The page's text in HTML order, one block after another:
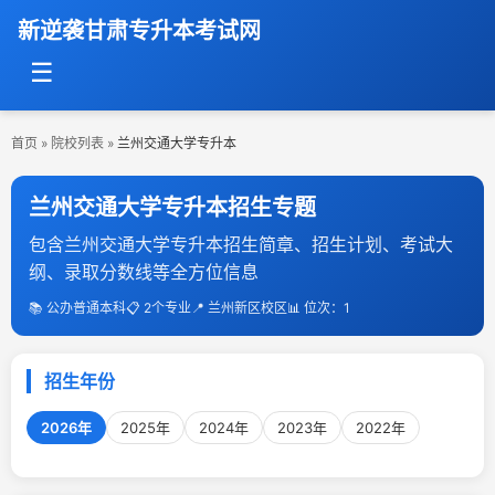
新逆袭甘肃专升本考试网
☰
首页 » 院校列表 » 兰州交通大学专升本
兰州交通大学专升本招生专题
包含兰州交通大学专升本招生简章、招生计划、考试大
纲、录取分数线等全方位信息
📚 公办普通本科📋 2个专业📍 兰州新区校区📊 位次：1
招生年份
2026年 2025年 2024年 2023年 2022年